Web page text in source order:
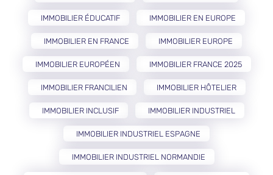
IMMOBILIER ÉDUCATIF IMMOBILIER EN EUROPE
IMMOBILIER EN FRANCE IMMOBILIER EUROPE
IMMOBILIER EUROPÉEN IMMOBILIER FRANCE 2025
IMMOBILIER FRANCILIEN IMMOBILIER HÔTELIER
IMMOBILIER INCLUSIF IMMOBILIER INDUSTRIEL
IMMOBILIER INDUSTRIEL ESPAGNE
IMMOBILIER INDUSTRIEL NORMANDIE